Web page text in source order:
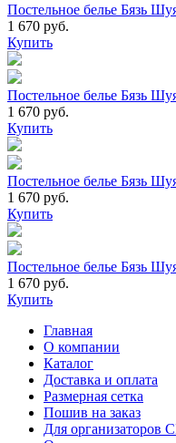
Постельное белье Бязь
1 670 руб.
Купить
Постельное белье Бязь
1 670 руб.
Купить
Постельное белье Бязь
1 670 руб.
Купить
Постельное белье Бязь
1 670 руб.
Купить
Главная
О компании
Каталог
Доставка и оплата
Размерная сетка
Пошив на заказ
Для организаторов